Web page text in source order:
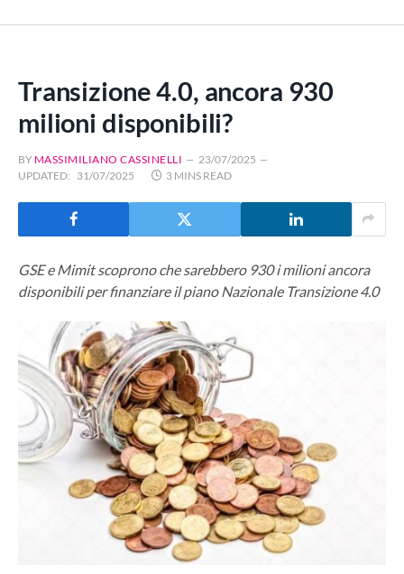
Transizione 4.0, ancora 930
milioni disponibili?
BY MASSIMILIANO CASSINELLI
23/07/2025
UPDATED: 31/07/2025 3 MINS READ
GSE e Mimit scoprono che sarebbero 930 i milioni ancora
disponibili per finanziare il piano Nazionale Transizione 4.0